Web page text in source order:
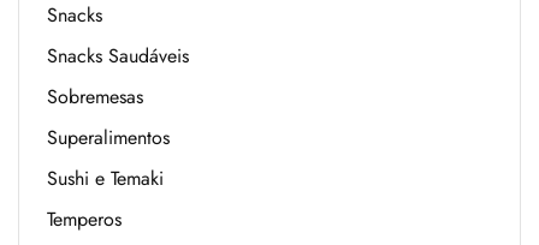
Snacks
Snacks Saudáveis
Sobremesas
Superalimentos
Sushi e Temaki
Temperos